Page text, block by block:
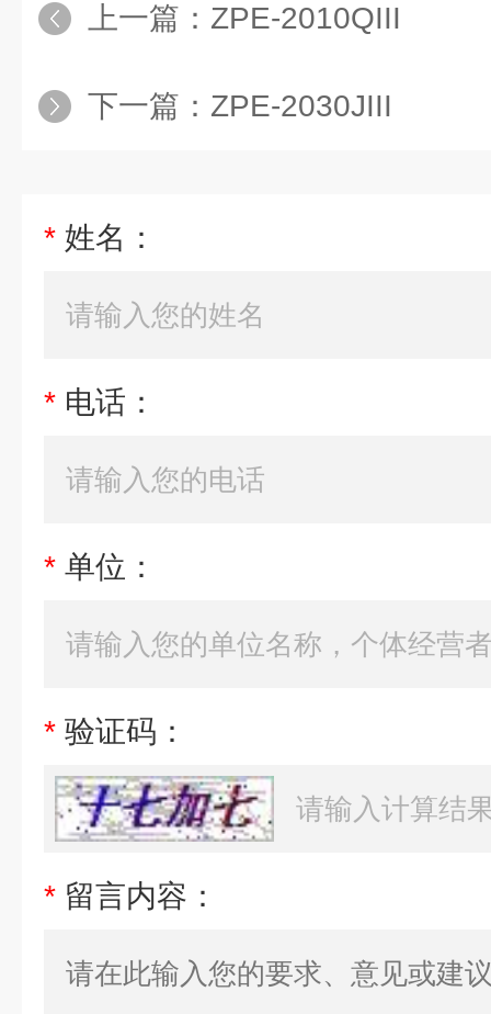
上一篇： ZPE-2010QIII
下一篇： ZPE-2030JIII
* 姓名：
* 电话：
* 单位：
* 验证码：
* 留言内容：